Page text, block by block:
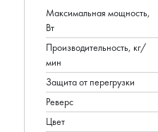
Максимальная мощность,
Вт
Производительность, кг/
мин
Защита от перегрузки
Реверс
Цвет